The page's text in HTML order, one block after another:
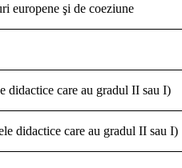
europene şi de coeziune
didactice care au gradul II sau I)
didactice care au gradul II sau I)